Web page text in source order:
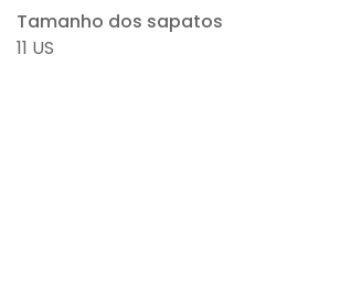
Tamanho dos sapatos
11 US